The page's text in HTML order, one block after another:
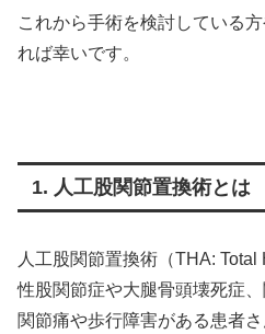
これから手術を検討している
れば幸いです。
1. 人工股関節置換術とは
人工股関節置換術（THA:
性股関節症や大腿骨頭壊死症
関節痛や歩行障害がある患者さ